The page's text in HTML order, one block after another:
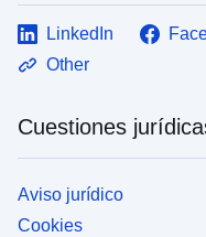
LinkedIn
Other
Cuestiones
Aviso jurídico
Cookies